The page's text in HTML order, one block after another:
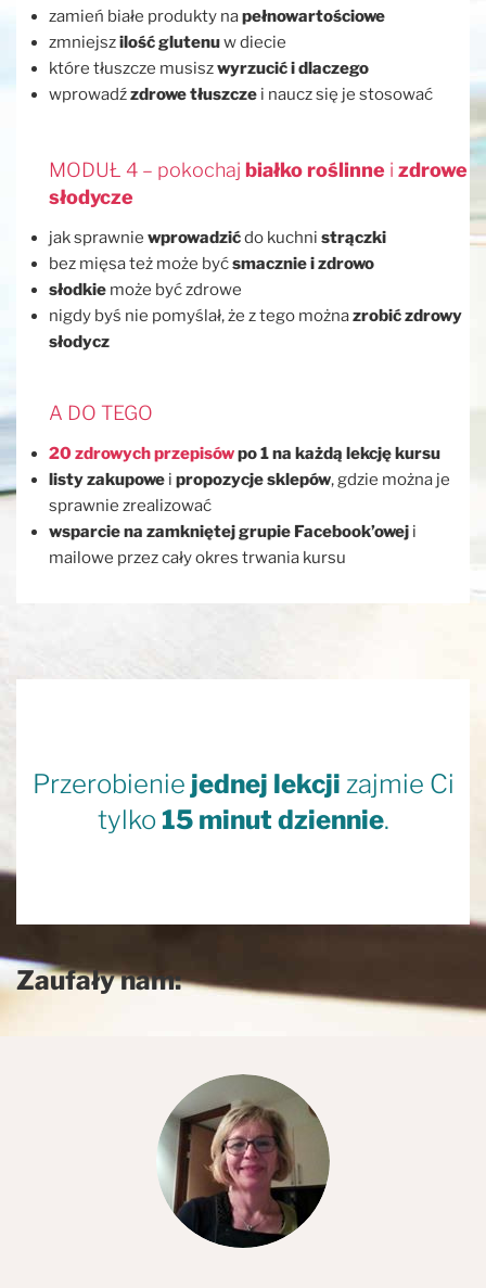
zamień białe produkty napełnowartościowe
zmniejszilość glutenuw diecie
które tłuszcze musiszwyrzucić i dlaczego
wprowadźzdrowe tłuszcze i naucz się je stosować
MODUŁ 4 – pokochaj białko roślinne i zdrowe
słodycze
jak sprawnie wprowadzićdo kuchni strączki
bez mięsa też może byćsmacznie i zdrowo
słodkie może być zdrowe
nigdy byś nie pomyślał, że z tego możnazrobić zdrowy
słodycz
A DO TEGO
20 zdrowych przepisówpo 1 na każdą lekcję kursu
listy zakupowe i propozycje sklepów, gdzie można je
sprawnie zrealizować
wsparcie na zamkniętej grupie Facebook’owej i
mailowe przez cały okres trwania kursu
Przerobienie jednej lekcji zajmie Ci
tylko15 minut dziennie.
Zaufały nam: